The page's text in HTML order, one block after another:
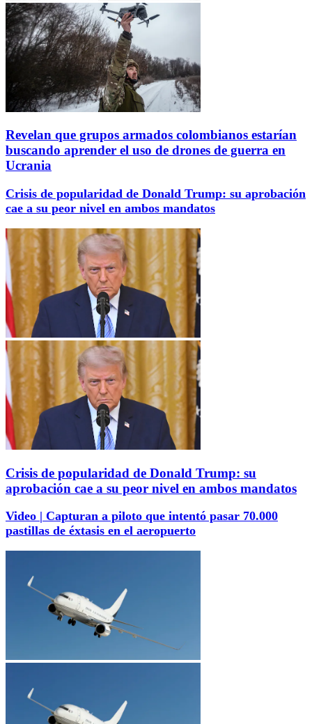
Revelan que grupos armados colombianos estarían
buscando aprender el uso de drones de guerra en
Ucrania
Crisis de popularidad de Donald Trump: su aprobación
cae a su peor nivel en ambos mandatos
Crisis de popularidad de Donald Trump: su
aprobación cae a su peor nivel en ambos mandatos
Video | Capturan a piloto que intentó pasar 70.000
pastillas de éxtasis en el aeropuerto